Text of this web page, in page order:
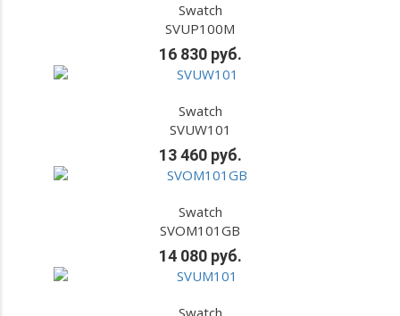
Swatch
SVUP100M
16 830 руб.
Swatch
SVUW101
13 460 руб.
Swatch
SVOM101GB
14 080 руб.